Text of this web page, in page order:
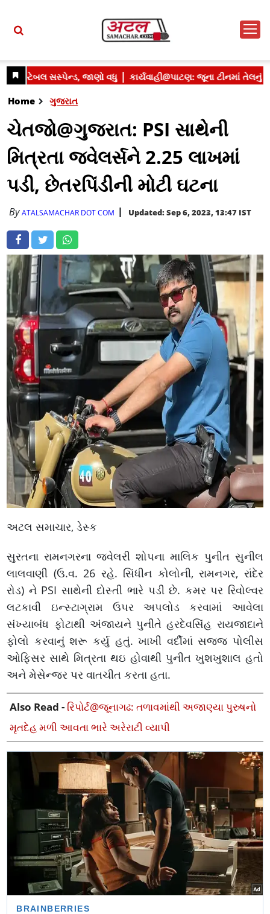
Home ગુજરાત
ચેતજો@ગુજરાત: PSI સાથેની
મિત્રતા જ્વેલર્સને 2.25 લાખમાં
પડી, છેતરપિંડીની મોટી ઘટના
ByATALSAMACHAR DOT COM Updated: Sep 6, 2023, 13:47 IST
અટલ સમાચાર, ડેસ્ક
સુરતના રામનગરના જ્વેલરી શોપના માલિક પુનીત સુનીલ
લાલવાણી (ઉ.વ. 26 રહે. સિંધીન કોલોની, રામનગર, રાંદેર
રોડ) ને PSI સાથેની દોસ્તી ભારે પડી છે. કમર પર રિવોલ્વર
લટકાવી ઇન્સ્ટાગ્રામ ઉપર અપલોડ કરવામાં આવેલા
સંખ્યાબંધ ફોટાથી અંજાયને પુનીતે હરદેવસિંહ રાયજાદાને
ફોલો કરવાનું શરૂ કર્યુ હતું. ખાખી વર્દીમાં સજ્જ પોલીસ
ઓફિસર સાથે મિત્રતા થઇ હોવાથી પુનીત ખુશખુશાલ હતો
અને મેસેન્જર પર વાતચીત કરતા હતા.
Also Read - રિપોર્ટ@જૂનાગઢ: તળાવમાંથી અજાણ્યા પુરુષનો
મૃતદેહ મળી આવતા ભારે અરેરાટી વ્યાપી